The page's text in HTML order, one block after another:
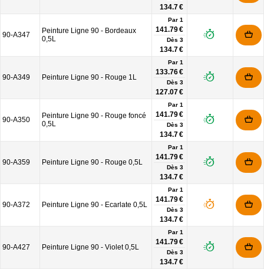
134.7 €
90-A347
Peinture Ligne 90 - Bordeaux
0,5L
Par 1
141.79 €
Dès 3
134.7 €
90-A349 Peinture Ligne 90 - Rouge 1L
Par 1
133.76 €
Dès 3
127.07 €
90-A350
Peinture Ligne 90 - Rouge foncé
0,5L
Par 1
141.79 €
Dès 3
134.7 €
90-A359 Peinture Ligne 90 - Rouge 0,5L
Par 1
141.79 €
Dès 3
134.7 €
90-A372 Peinture Ligne 90 - Ecarlate 0,5L
Par 1
141.79 €
Dès 3
134.7 €
90-A427 Peinture Ligne 90 - Violet 0,5L
Par 1
141.79 €
Dès 3
134.7 €